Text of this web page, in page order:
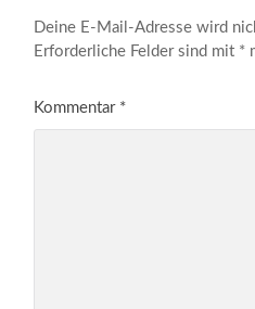
Deine E-Mail-Adresse wird
Erforderliche Felder sind mit *
Kommentar *